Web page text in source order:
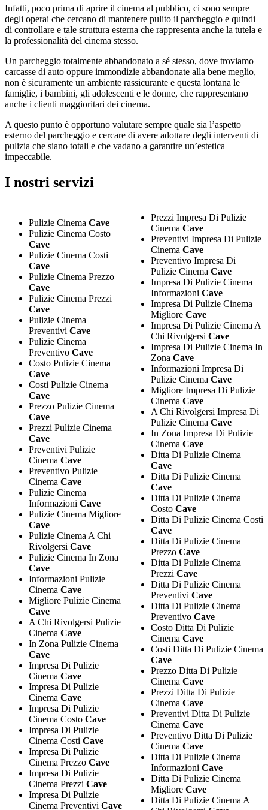
Infatti, poco prima di aprire il cinema al pubblico, ci sono sempre
degli operai che cercano di mantenere pulito il parcheggio e quindi
di controllare e tale struttura esterna che rappresenta anche la tutela e
la professionalità del cinema stesso.
Un parcheggio totalmente abbandonato a sé stesso, dove troviamo
carcasse di auto oppure immondizie abbandonate alla bene meglio,
non è sicuramente un ambiente rassicurante e questa lontana le
famiglie, i bambini, gli adolescenti e le donne, che rappresentano
anche i clienti maggioritari dei cinema.
A questo punto è opportuno valutare sempre quale sia l’aspetto
esterno del parcheggio e cercare di avere adottare degli interventi di
pulizia che siano totali e che vadano a garantire un’estetica
impeccabile.
I nostri servizi
Pulizie Cinema Cave
Pulizie Cinema Costo
Cave
Pulizie Cinema Costi
Cave
Pulizie Cinema Prezzo
Cave
Pulizie Cinema Prezzi
Cave
Pulizie Cinema
Preventivi Cave
Pulizie Cinema
Preventivo Cave
Costo Pulizie Cinema
Cave
Costi Pulizie Cinema
Cave
Prezzo Pulizie Cinema
Cave
Prezzi Pulizie Cinema
Cave
Preventivi Pulizie
Cinema Cave
Preventivo Pulizie
Cinema Cave
Pulizie Cinema
Informazioni Cave
Pulizie Cinema Migliore
Cave
Pulizie Cinema A Chi
Rivolgersi Cave
Pulizie Cinema In Zona
Cave
Informazioni Pulizie
Cinema Cave
Migliore Pulizie Cinema
Cave
A Chi Rivolgersi Pulizie
Cinema Cave
In Zona Pulizie Cinema
Cave
Impresa Di Pulizie
Cinema Cave
Impresa Di Pulizie
Cinema Cave
Impresa Di Pulizie
Cinema Costo Cave
Impresa Di Pulizie
Cinema Costi Cave
Impresa Di Pulizie
Cinema Prezzo Cave
Impresa Di Pulizie
Cinema Prezzi Cave
Impresa Di Pulizie
Cinema Preventivi Cave
Prezzi Impresa Di Pulizie
Cinema Cave
Preventivi Impresa Di Pulizie
Cinema Cave
Preventivo Impresa Di
Pulizie Cinema Cave
Impresa Di Pulizie Cinema
Informazioni Cave
Impresa Di Pulizie Cinema
Migliore Cave
Impresa Di Pulizie Cinema A
Chi Rivolgersi Cave
Impresa Di Pulizie Cinema In
Zona Cave
Informazioni Impresa Di
Pulizie Cinema Cave
Migliore Impresa Di Pulizie
Cinema Cave
A Chi Rivolgersi Impresa Di
Pulizie Cinema Cave
In Zona Impresa Di Pulizie
Cinema Cave
Ditta Di Pulizie Cinema
Cave
Ditta Di Pulizie Cinema
Cave
Ditta Di Pulizie Cinema
Costo Cave
Ditta Di Pulizie Cinema Costi
Cave
Ditta Di Pulizie Cinema
Prezzo Cave
Ditta Di Pulizie Cinema
Prezzi Cave
Ditta Di Pulizie Cinema
Preventivi Cave
Ditta Di Pulizie Cinema
Preventivo Cave
Costo Ditta Di Pulizie
Cinema Cave
Costi Ditta Di Pulizie Cinema
Cave
Prezzo Ditta Di Pulizie
Cinema Cave
Prezzi Ditta Di Pulizie
Cinema Cave
Preventivi Ditta Di Pulizie
Cinema Cave
Preventivo Ditta Di Pulizie
Cinema Cave
Ditta Di Pulizie Cinema
Informazioni Cave
Ditta Di Pulizie Cinema
Migliore Cave
Ditta Di Pulizie Cinema A